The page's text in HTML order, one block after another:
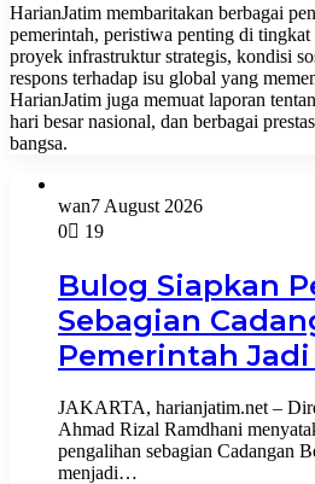
HarianJatim membaritakan berbagai
pemerintah, peristiwa penting di tingkat
proyek infrastruktur strategis, kondisi
respons terhadap isu global yang
HarianJatim juga memuat laporan
hari besar nasional, dan berbagai
bangsa.
wan7 August 2026
0
19
Bulog Siapkan
Sebagian
Pemerintah
JAKARTA, harianjatim.net –
Ahmad Rizal Ramdhani
pengalihan sebagian Cadangan
menjadi…